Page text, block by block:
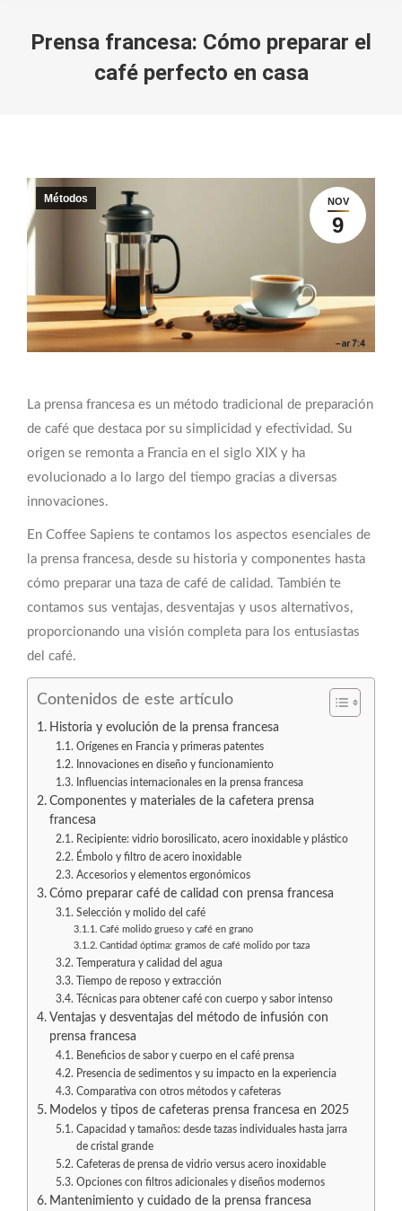
Prensa francesa: Cómo preparar el
café perfecto en casa
NOV
9
Métodos
La prensa francesa es un método tradicional de preparación
de café que destaca por su simplicidad y efectividad. Su
origen se remonta a Francia en el siglo XIX y ha
evolucionado a lo largo del tiempo gracias a diversas
innovaciones.
En Coffee Sapiens te contamos los aspectos esenciales de
la prensa francesa, desde su historia y componentes hasta
cómo preparar una taza de café de calidad. También te
contamos sus ventajas, desventajas y usos alternativos,
proporcionando una visión completa para los entusiastas
del café.
Contenidos de este artículo
Historia y evolución de la prensa francesa
Orígenes en Francia y primeras patentes
Innovaciones en diseño y funcionamiento
Influencias internacionales en la prensa francesa
Componentes y materiales de la cafetera prensa
francesa
Recipiente: vidrio borosilicato, acero inoxidable y plástico
Émbolo y filtro de acero inoxidable
Accesorios y elementos ergonómicos
Cómo preparar café de calidad con prensa francesa
Selección y molido del café
Café molido grueso y café en grano
Cantidad óptima: gramos de café molido por taza
Temperatura y calidad del agua
Tiempo de reposo y extracción
Técnicas para obtener café con cuerpo y sabor intenso
Ventajas y desventajas del método de infusión con
prensa francesa
Beneficios de sabor y cuerpo en el café prensa
Presencia de sedimentos y su impacto en la experiencia
Comparativa con otros métodos y cafeteras
Modelos y tipos de cafeteras prensa francesa en 2025
Capacidad y tamaños: desde tazas individuales hasta jarra
de cristal grande
Cafeteras de prensa de vidrio versus acero inoxidable
Opciones con filtros adicionales y diseños modernos
Mantenimiento y cuidado de la prensa francesa